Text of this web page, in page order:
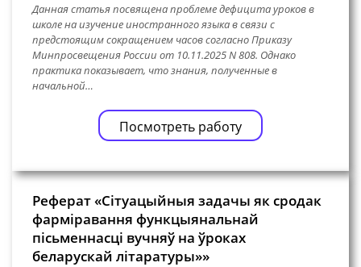
Данная статья посвящена проблеме дефицита уроков в
школе на изучение иностранного языка в связи с
предстоящим сокращением часов согласно Приказу
Минпросвещения России от 10.11.2025 N 808. Однако
практика показывает, что знания, полученные в
начальной…
Посмотреть работу
Реферат «Сітуацыйныя задачы як сродак
фарміравання функцыянальнай
пісьменнасці вучняў на ўроках
беларускай літаратуры»»